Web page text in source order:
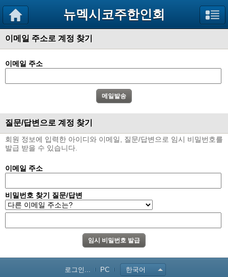
뉴멕시코주한인회
이메일 주소로 계정 찾기
이메일 주소
질문/답변으로 계정 찾기
회원 정보에 입력한 아이디와 이메일, 질문/답변으로 임시 비밀번호를
발급 받을 수 있습니다.
이메일 주소
비밀번호 찾기 질문/답변
로그인... PC 한국어